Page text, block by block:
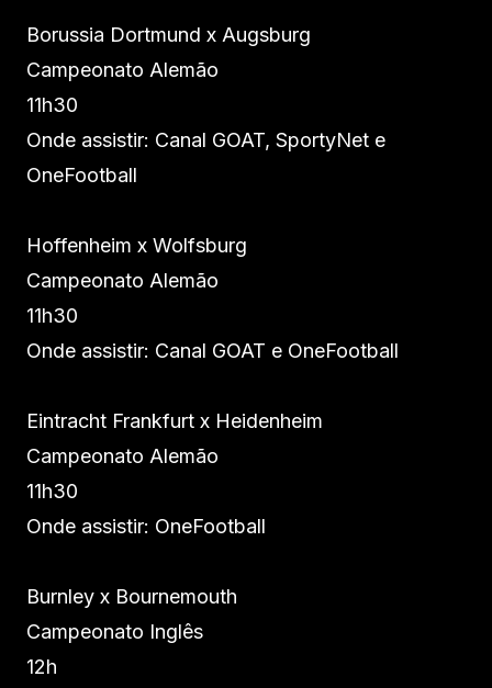
Borussia Dortmund x Augsburg
Campeonato Alemão
11h30
Onde assistir: Canal GOAT, SportyNet e
OneFootball
Hoffenheim x Wolfsburg
Campeonato Alemão
11h30
Onde assistir: Canal GOAT e OneFootball
Eintracht Frankfurt x Heidenheim
Campeonato Alemão
11h30
Onde assistir: OneFootball
Burnley x Bournemouth
Campeonato Inglês
12h